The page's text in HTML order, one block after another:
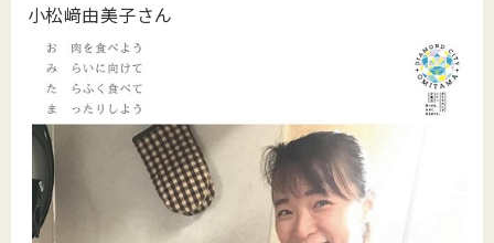
小松﨑由美子さん